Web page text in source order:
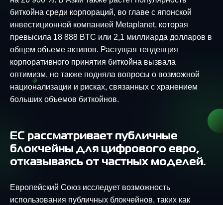
биткойна среди корпораций, во главе с японской
инвестиционной компанией Metaplanet, которая
превысила 18 888 BTC или 2,1 миллиарда долларов в
общем объеме активов. Растущая тенденция
корпоративного принятия биткойна вызвала
оптимизм, но также подняла вопросы о возможной
национализации и рисках, связанных с хранением
больших объемов биткойнов.
ЕС рассматривает публичные
блокчейны для цифрового евро,
отказываясь от частных моделей.
Европейский Союз исследует возможность
использования публичных блокчейнов, таких как